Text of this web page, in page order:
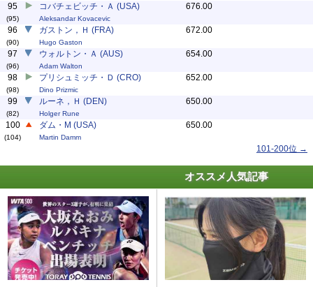
95
(95)
コバチェビッチ・Ａ (USA)
Aleksandar Kovacevic
676.00
96
(90)
ガストン，Ｈ (FRA)
Hugo Gaston
672.00
97
(96)
ウォルトン・Ａ (AUS)
Adam Walton
654.00
98
(98)
プリシュミッチ・Ｄ (CRO)
Dino Prizmic
652.00
99
(82)
ルーネ，Ｈ (DEN)
Holger Rune
650.00
100
(104)
ダム・M (USA)
Martin Damm
650.00
101-200位 →
オススメ人気記事